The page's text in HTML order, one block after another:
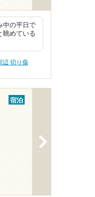
中の平日で
眺めている
辺 切り傷
宿泊